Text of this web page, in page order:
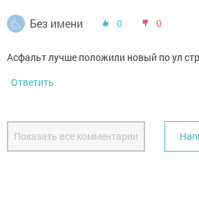
Без имени 0 0
Асфальт лучше положили новый по ул
Ответить
Показать все комментарии